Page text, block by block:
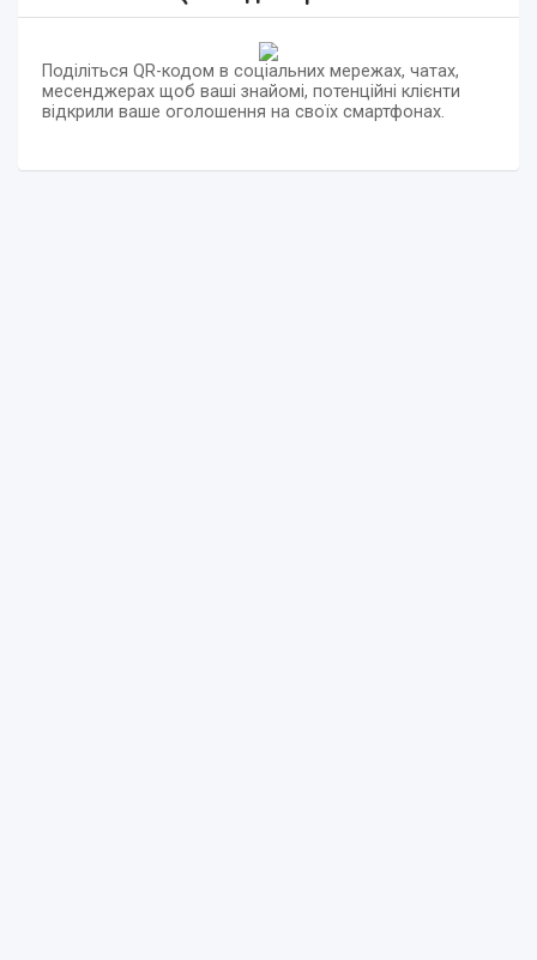
Поділіться QR-кодом в соціальних мережах, чатах,
месенджерах щоб ваші знайомі, потенційні клієнти
відкрили ваше оголошення на своїх смартфонах.